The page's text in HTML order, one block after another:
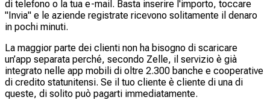
di telefono o la tua e-mail. Basta inserire l'importo, toccare
"Invia" e le aziende registrate ricevono solitamente il denaro
in pochi minuti.
La maggior parte dei clienti non ha bisogno di scaricare
un’app separata perché, secondo Zelle, il servizio è già
integrato nelle app mobili di oltre 2.300 banche e cooperative
di credito statunitensi. Se il tuo cliente è cliente di una di
queste, di solito può pagarti immediatamente.